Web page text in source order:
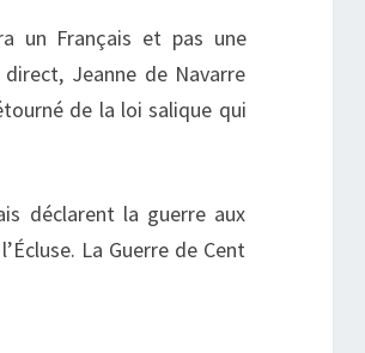
un Français et pas une
Jeanne de Navarre
de la loi salique qui
déclarent la guerre aux
La Guerre de Cent